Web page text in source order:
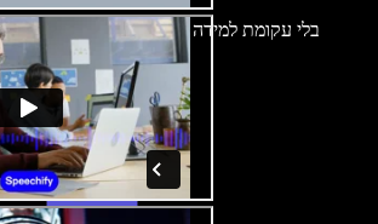
בלי עקומת למידה – הכול זמין בדפדפן.